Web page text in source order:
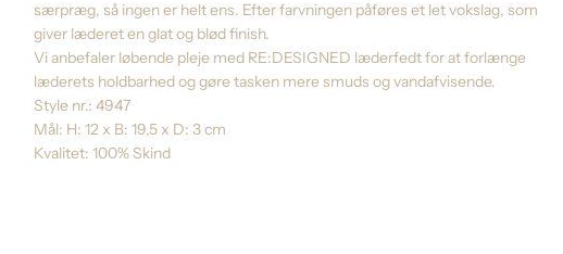
særpræg, så ingen er helt ens. Efter farvningen påføres et let vokslag, som
giver læderet en glat og blød finish.
Vi anbefaler løbende pleje med RE:DESIGNED læderfedt for at forlænge
læderets holdbarhed og gøre tasken mere smuds og vandafvisende.
Style nr.: 4947
Mål: H: 12 x B: 19,5 x D: 3 cm
Kvalitet: 100% Skind